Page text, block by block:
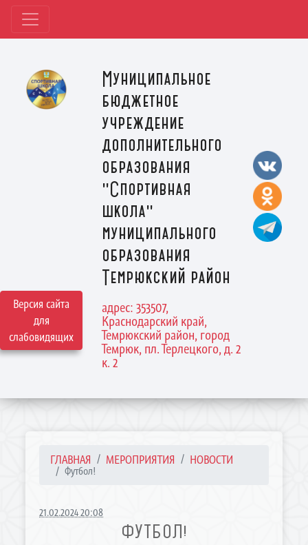
Версия сайта
для
слабовидящих
Муниципальное
бюджетное
учреждение
дополнительного
образования
"Спортивная
школа"
муниципального
образования
Темрюкский район
адрес: 353507,
Краснодарский край,
Темрюкский район, город
Темрюк, пл. Терлецкого, д. 2
к. 2
ГЛАВНАЯ МЕРОПРИЯТИЯ НОВОСТИ
Футбол!
21.02.2024 20:08
ФУТБОЛ!